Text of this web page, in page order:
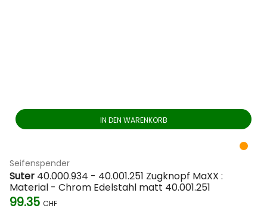
IN DEN WARENKORB
Seifenspender
Suter 40.000.934 - 40.001.251 Zugknopf MaXX :
Material - Chrom Edelstahl matt 40.001.251
99.35 CHF